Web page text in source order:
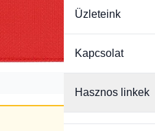
Üzleteink
Kapcsolat
Hasznos linkek